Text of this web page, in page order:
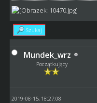
Szukaj
Mundek_wrz
Początkujący
2019-08-15, 18:27:08